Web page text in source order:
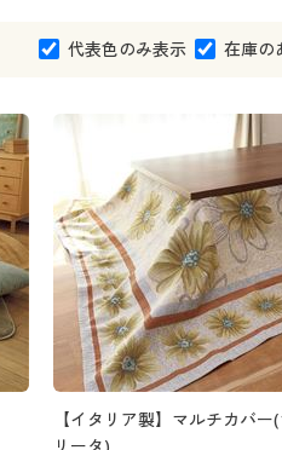
代表色のみ表示 在庫の
【イタリア製】マルチカバー